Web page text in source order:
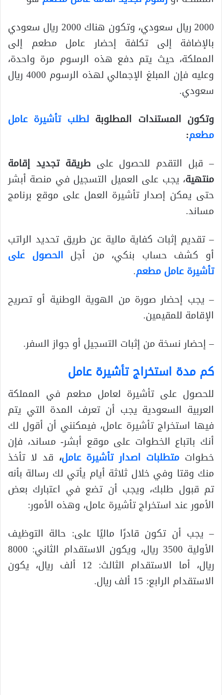
2000 ريال سعودي، وتكون هناك 2000 ريال سعودي
بالإضافة إلى تكلفة إحضار عامل مطعم إلى
المملكة، حيث يتم دفع هذه الرسوم مرة واحدة،
وعليه فإن المبلغ الإجمالي لهذه الرسوم 4000 ريال
سعودي.
وتكون المستندات المطلوبة لطلب تأشيرة عامل
مطعم:
– قبل التقدم للحصول علىطريقة تجديد إقامة
منتهية، يجب على العميل التسجيل في منصة أبشر
حتى يمكن إصدار تأشيرة العمل على موقع برنامج
مساند.
– تقديم إثبات كفاية مالية عن طريق تحديد الراتب
أو كشف حساب بنكي، من أجل الحصول على
تأشيرة عامل مطعم.
– يجب إحضار صورة من الهوية الوطنية أو تصريح
الإقامة للمقيمين.
– إحضار نسخة من إثبات التسجيل أو جواز السفر.
كم مدة استخراج تأشيرة عامل
للحصول على تأشيرة لعامل مطعم في المملكة
العربية السعودية يجب أن تعرف المدة التي يتم
فيها استخراج تأشيرة عامل، فيمكنني أن أقول لك
أنك باتباع الخطوات على موقع أبشر- مساند، فإن
خطوات متطلبات اصدار تأشيرة عامل، قد لا تأخذ
منك وقتا وفي خلال ثلاثة أيام يأتي لك رسالة بأنه
تم قبول طلبك، ويجب أن تضع في اعتبارك بعض
الأمور عند استخراج تأشيرة عامل، وهذه الأمور:
– يجب أن تكون قادرًا ماليًا على: حالة التوظيف
الأولية 3500 ريال، ويكون الاستقدام الثاني: 8000
ريال، أما الاستقدام الثالث: 12 ألف ريال، يكون
الاستقدام الرابع: 15 ألف ريال.